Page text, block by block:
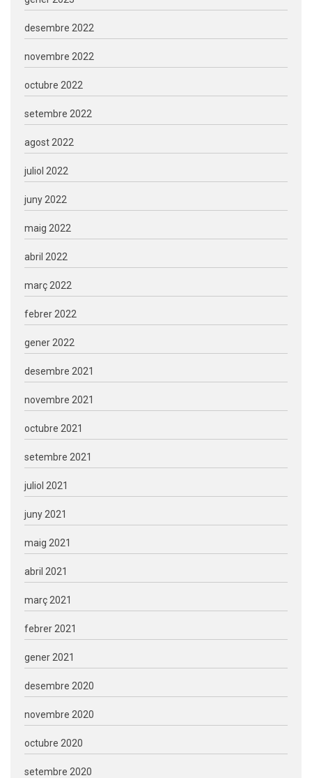
desembre 2022
novembre 2022
octubre 2022
setembre 2022
agost 2022
juliol 2022
juny 2022
maig 2022
abril 2022
març 2022
febrer 2022
gener 2022
desembre 2021
novembre 2021
octubre 2021
setembre 2021
juliol 2021
juny 2021
maig 2021
abril 2021
març 2021
febrer 2021
gener 2021
desembre 2020
novembre 2020
octubre 2020
setembre 2020